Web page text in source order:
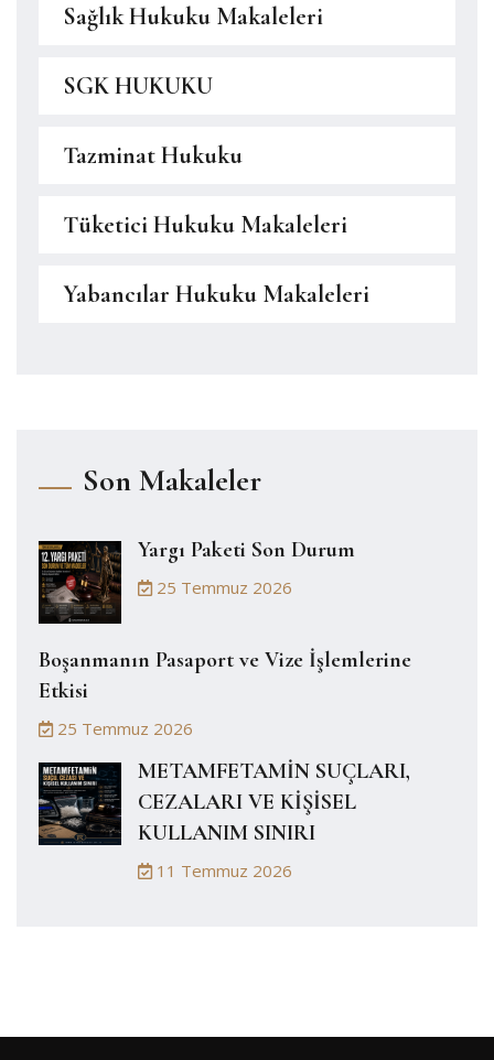
Sağlık Hukuku Makaleleri
SGK HUKUKU
Tazminat Hukuku
Tüketici Hukuku Makaleleri
Yabancılar Hukuku Makaleleri
Son Makaleler
Yargı Paketi Son Durum
25 Temmuz 2026
Boşanmanın Pasaport ve Vize İşlemlerine
Etkisi
25 Temmuz 2026
METAMFETAMİN SUÇLARI,
CEZALARI VE KİŞİSEL
KULLANIM SINIRI
11 Temmuz 2026